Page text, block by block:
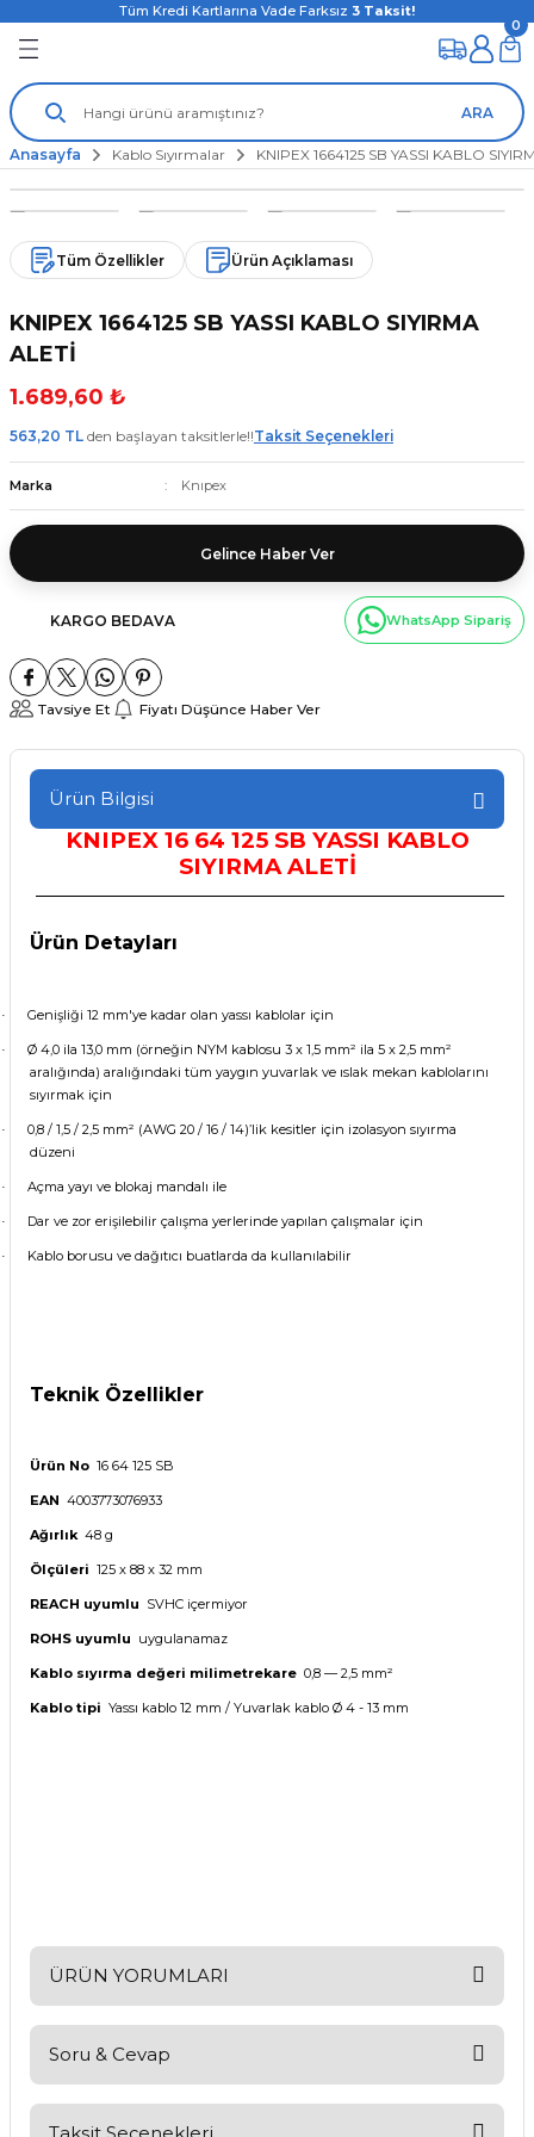
Tüm Kredi Kartlarına Vade Farksız 3 Taksit!
ARA
0
Anasayfa Kablo Sıyırmalar KNIPEX 1664125 SB YASSI KABLO
Tüm Özellikler Ürün Açıklaması
KNIPEX 1664125 SB YASSI KABLO SIYIRMA
ALETİ
1.689,60 ₺
563,20 TL den başlayan taksitlerle!!Taksit Seçenekleri
Marka Knıpex
Gelince Haber Ver
KARGO BEDAVA WhatsApp Sipariş
Tavsiye Et Fiyatı Düşünce Haber Ver
Ürün Bilgisi
KNIPEX 16 64 125 SB YASSI KABLO
SIYIRMA ALETİ
Ürün Detayları
· Genişliği 12 mm'ye kadar olan yassı kablolar için
·
Ø 4,0 ila 13,0 mm (örneğin NYM kablosu 3 x 1,5 mm² ila 5 x 2,5 mm²
aralığında) aralığındaki tüm yaygın yuvarlak ve ıslak mekan kablolarını
sıyırmak için
·
0,8 / 1,5 / 2,5 mm² (AWG 20 / 16 / 14)’lik kesitler için izolasyon sıyırma
düzeni
· Açma yayı ve blokaj mandalı ile
· Dar ve zor erişilebilir çalışma yerlerinde yapılan çalışmalar için
· Kablo borusu ve dağıtıcı buatlarda da kullanılabilir
Teknik Özellikler
Ürün No 16 64 125 SB
EAN 4003773076933
Ağırlık 48 g
Ölçüleri 125 x 88 x 32 mm
REACH uyumlu SVHC içermiyor
ROHS uyumlu uygulanamaz
Kablo sıyırma değeri milimetrekare 0,8 — 2,5 mm²
Kablo tipi Yassı kablo 12 mm / Yuvarlak kablo Ø 4 - 13 mm
ÜRÜN YORUMLARI
Bu ürüne ilk yorumu siz yapın!
Soru & Cevap
Ürün hakkında henüz soru sorulmamış.
Taksit Seçenekleri